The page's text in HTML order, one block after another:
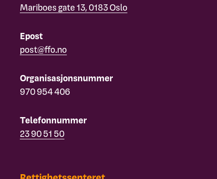
Mariboes gate 13, 0183 Oslo
Epost
post@ffo.no
Organisasjonsnummer
970 954 406
Telefonnummer
23 90 51 50